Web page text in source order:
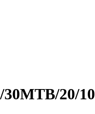
20/10